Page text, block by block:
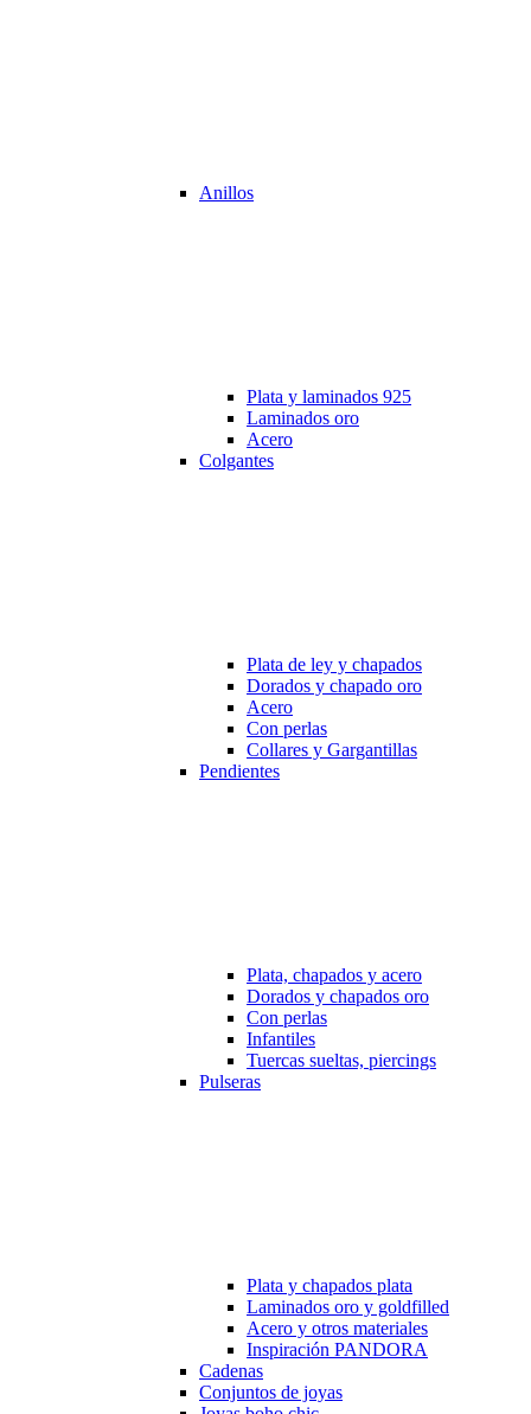
Anillos
Plata y laminados 925
Laminados oro
Acero
Colgantes
Plata de ley y chapados
Dorados y chapado oro
Acero
Con perlas
Collares y Gargantillas
Pendientes
Plata, chapados y acero
Dorados y chapados oro
Con perlas
Infantiles
Tuercas sueltas, piercings
Pulseras
Plata y chapados plata
Laminados oro y goldfilled
Acero y otros materiales
Inspiración PANDORA
Cadenas
Conjuntos de joyas